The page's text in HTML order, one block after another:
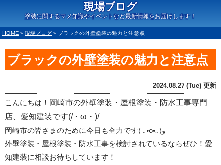
現場ブログ
塗装に関するマメ知識やイベントなど最新情報をお届けします！
HOME > 現場ブログ > ブラックの外壁塗装の魅力と注意点
ブラックの外壁塗装の魅力と注意点
2024.08.27 (Tue) 更新
こんにちは！ 岡崎市の外壁塗装・屋根塗装・防水工事専門
店、愛知建装です(/・ω・)/
岡崎市の皆さまのために今日も全力です( ｡•o•｡)و
外壁塗装・屋根塗装・防水工事を検討されているならぜひ！愛
知建装に相談お待ちしています！